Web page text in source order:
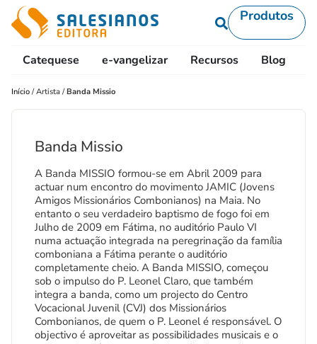
Produtos
Catequese e-vangelizar Recursos Blog
Início /Artista /Banda Missio
Banda Missio
A Banda MISSIO formou-se em Abril 2009 para
actuar num encontro do movimento JAMIC (Jovens
Amigos Missionários Combonianos) na Maia. No
entanto o seu verdadeiro baptismo de fogo foi em
Julho de 2009 em Fátima, no auditório Paulo VI
numa actuação integrada na peregrinação da família
comboniana a Fátima perante o auditório
completamente cheio. A Banda MISSIO, começou
sob o impulso do P. Leonel Claro, que também
integra a banda, como um projecto do Centro
Vocacional Juvenil (CVJ) dos Missionários
Combonianos, de quem o P. Leonel é responsável. O
objectivo é aproveitar as possibilidades musicais e o